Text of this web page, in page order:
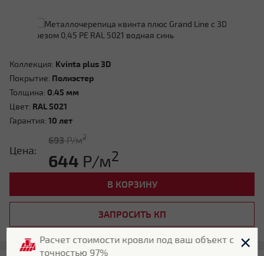
Коллекция: Kvinta plus 3D
Покрытие: Полиэстер
Толщина: 0.45 мм
Цвет: RAL 5021
Гарантия: 10 лет
Цена:
693Р/м2
644 Р/м2
В КОРЗИНУ
ЗАПРОСИТЬ КП
Расчет стоимости кровли под ваш объект с
точностью 97%